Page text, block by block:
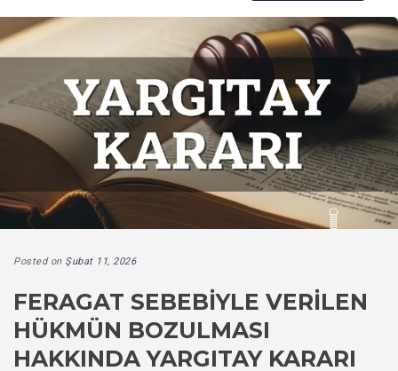
Posted on Şubat 11, 2026
FERAGAT SEBEBIYLE VERILEN
HÜKMÜN BOZULMASI
HAKKINDA YARGITAY KARARI